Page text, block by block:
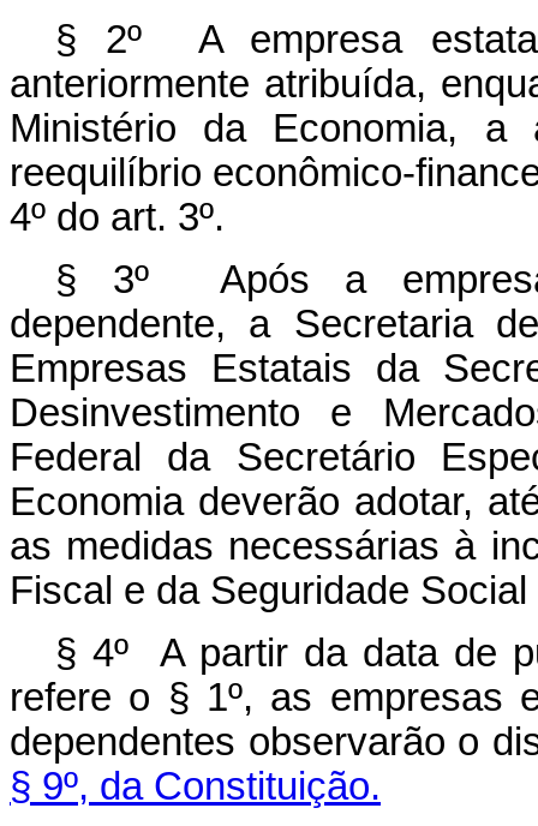
§ 2º A empresa
anteriormente atribuída,
Ministério da Economia,
reequilíbrio econômico-
4º do art. 3º.
§ 3º Após a
dependente, a Secretaria
Empresas Estatais da
Desinvestimento e
Federal da Secretário
Economia deverão adotar,
as medidas necessárias à
Fiscal e da Seguridade
§ 4º A partir da data de
refere o § 1º, as empresas
dependentes observarão o
§ 9º, da Constituição.